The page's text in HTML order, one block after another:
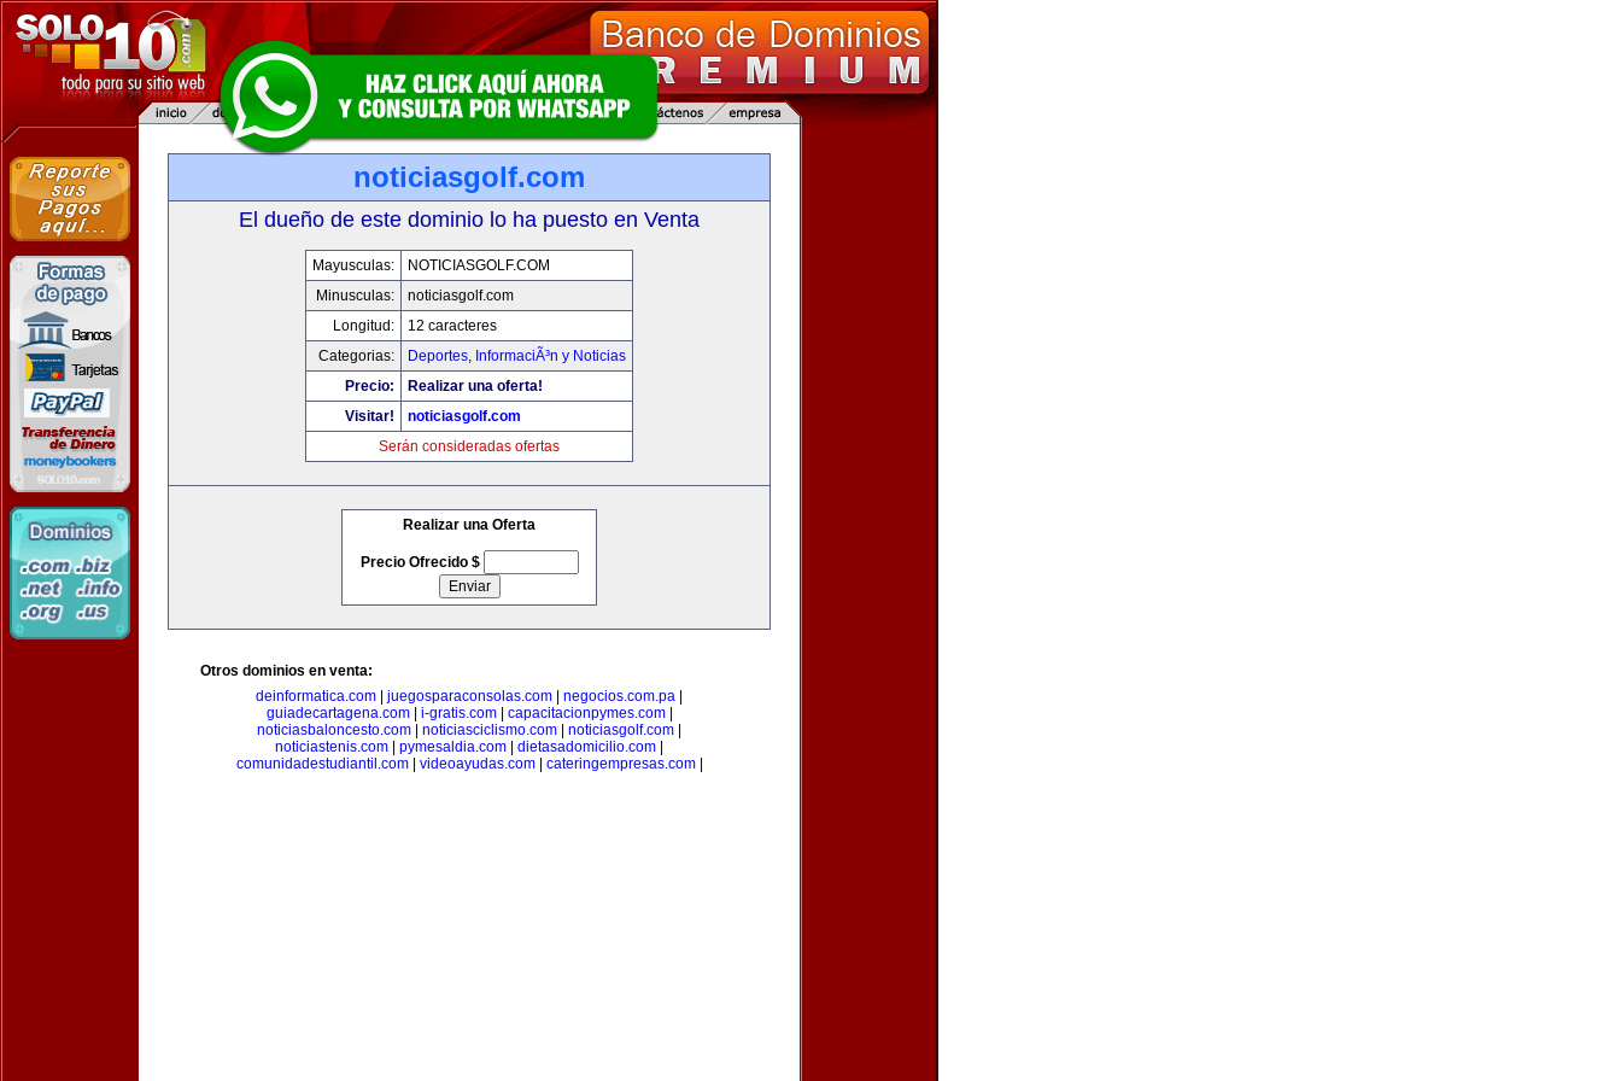
noticiasgolf.com
El dueño de este dominio lo ha puesto en Venta
Mayusculas:
NOTICIASGOLF.COM
Minusculas:
noticiasgolf.com
Longitud:
12 caracteres
Categorias:
Deportes, InformaciÃ³n y Noticias
Precio:
Realizar una oferta!
Visitar!
noticiasgolf.com
Serán consideradas ofertas
Realizar una Oferta
Precio Ofrecido $
Otros dominios en venta:
deinformatica.com
juegosparaconsolas.com negocios.com.pa
guiadecartagena.com| i-gratis.com| capacitacionpymes.com|
noticiasbaloncesto.com
noticiasciclismo.com noticiasgolf.com
noticiastenis.com
pymesaldia.com dietasadomicilio.com
comunidadestudiantil.com| videoayudas.com| cateringempresas.com|